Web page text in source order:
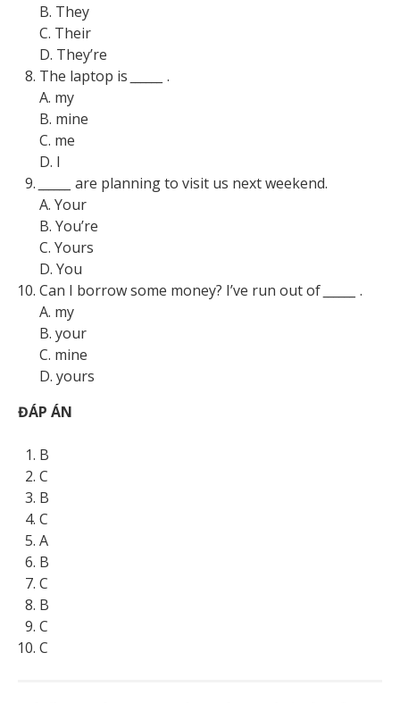
B. They
C. Their
D. They’re
The laptop is
.
A. my
B. mine
C. me
D. I
are planning to visit us next weekend.
A. Your
B. You’re
C. Yours
D. You
Can I borrow some money? I’ve run out of
.
A. my
B. your
C. mine
D. yours
ĐÁP ÁN
B
C
B
C
A
B
C
B
C
C